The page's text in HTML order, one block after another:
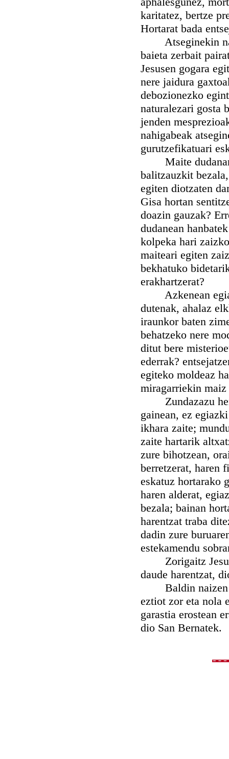
karitatez, bertze
Hortarat bada
Atseginekin
baieta zerbait
Jesusen gogara
nere jaidura
debozionezko
naturalezari gosta
jenden
nahigabeak
gurutzefikatuari
Maite dudanari
balitzauzkit
egiten diotzaten
Gisa hortan
doazin gauzak?
dudanean
kolpeka hari
maiteari egiten
bekhatuko
erakhartzerat?
Azkenean
dutenak, ahalaz
iraunkor baten
behatzeko nere
ditut bere
ederrak?
egiteko moldeaz
miragarriekin maiz
Zundazazu
gainean, ez
ikhara zaite;
zaite hartarik
zure bihotzean,
berretzerat, haren
eskatuz hortarako
haren alderat,
bezala; bainan
harentzat traba
dadin zure
estekamendu
Zorigaitz Jesu-
daude harentzat,
Baldin naizen
eztiot zor eta nola
garastia erostean
dio San Bernatek.